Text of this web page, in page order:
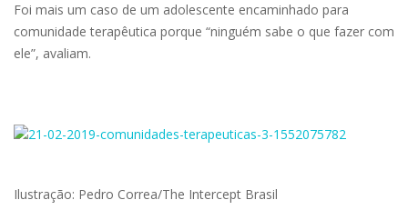
Foi mais um caso de um adolescente encaminhado para
comunidade terapêutica porque “ninguém sabe o que fazer com
ele”, avaliam.
Ilustração: Pedro Correa/The Intercept Brasil